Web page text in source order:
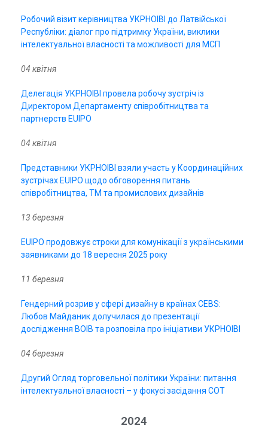
Робочий візит керівництва УКРНОІВІ до Латвійської
Республіки: діалог про підтримку України, виклики
інтелектуальної власності та можливості для МСП
04 квітня
Делегація УКРНОІВІ провела робочу зустріч із
Директором Департаменту співробітництва та
партнерств EUIPO
04 квітня
Представники УКРНОІВІ взяли участь у Координаційних
зустрічах EUIPO щодо обговорення питань
співробітництва, ТМ та промислових дизайнів
13 березня
EUIPO продовжує строки для комунікації з українськими
заявниками до 18 вересня 2025 року
11 березня
Гендерний розрив у сфері дизайну в країнах CEBS:
Любов Майданик долучилася до презентації
дослідження ВОІВ та розповіла про ініціативи УКРНОІВІ
04 березня
Другий Огляд торговельної політики України: питання
інтелектуальної власності – у фокусі засідання СОТ
2024